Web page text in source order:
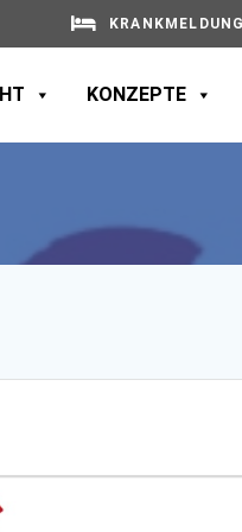
KRANKMELDUNG
KONZEPTE